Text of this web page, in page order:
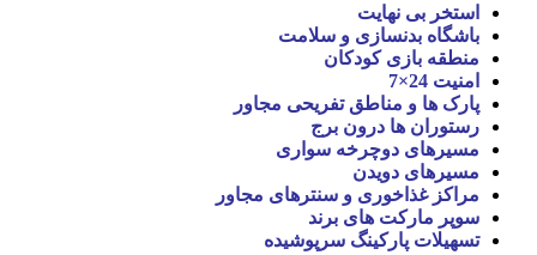
استخر بی نهایت
باشگاه بدنسازی و سلامت
منطقه بازی کودکان
امنیت 24×7
پارک ها و مناطق تفریحی مجاور
رستوران ها درون برج
مسیرهای دوچرخه سواری
مسیرهای دویدن
مراکز غذاخوری و سنترهای مجاور
سوپر مارکت های برند
تسهیلات پارکینگ سرپوشیده